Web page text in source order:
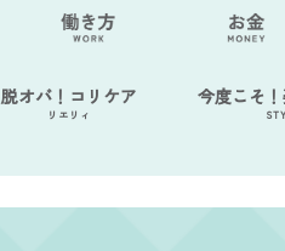
脱オバ！コリケア
リエリィ
今度こそ